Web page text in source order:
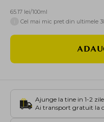
65.17 lei/100ml
Cel mai mic pret din ultimele
Ajunge la tine in 1-2
Ai transport gratuit la